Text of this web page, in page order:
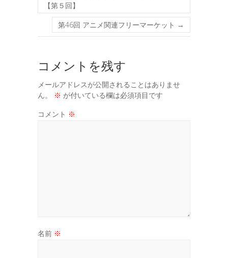
【第５回】
第46回 アニメ関連フリーマーケット →
コメントを残す
メールアドレスが公開されることはありませ
ん。
※ が付いている欄は必須項目です
コメント ※
名前 ※